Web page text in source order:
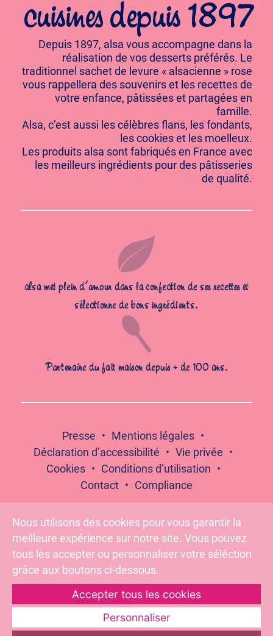
alsa met plein d’amour dans la confection de ses recettes et
sélectionne de bons ingrédients.
Partenaire du fait maison depuis + de 100 ans.
cuisines depuis 1897
Depuis 1897, alsa vous accompagne dans la
réalisation de vos desserts préférés. Le
traditionnel sachet de levure « alsacienne » rose
vous rappellera des souvenirs et les recettes de
votre enfance, pâtissées et partagées en
famille.
Alsa, c’est aussi les célèbres flans, les fondants,
les cookies et les moelleux.
Les produits alsa sont fabriqués en France avec
les meilleurs ingrédients pour des pâtisseries
de qualité.
Presse
Mentions légales
Déclaration d’accessibilité
Vie privée
Cookies
Conditions d’utilisation
Contact
Compliance
Pour votre santé, évitez de grignoter entre les repas –
www.mangerbouger.fr
Suivez-nous :
Nous utilisons des cookies pour vous garantir la
meilleure expérience sur notre site. Vous pouvez
tous les accepter ou personnaliser votre séléction
grâce aux boutons ci-dessous.
Accepter tous les cookies
Personnaliser